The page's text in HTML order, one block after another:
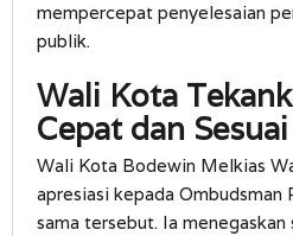
mempercepat penyelesaian
publik.
Wali Kota
Cepat dan
Wali Kota Bodewin Melkias
apresiasi kepada Ombudsman
sama tersebut. Ia menegaskan